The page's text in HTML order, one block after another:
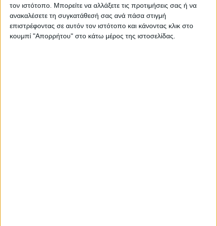
τον ιστότοπο. Μπορείτε να αλλάξετε τις προτιμήσεις σας ή να
ανακαλέσετε τη συγκατάθεσή σας ανά πάσα στιγμή
επιστρέφοντας σε αυτόν τον ιστότοπο και κάνοντας κλικ στο
κουμπί "Απορρήτου" στο κάτω μέρος της ιστοσελίδας.